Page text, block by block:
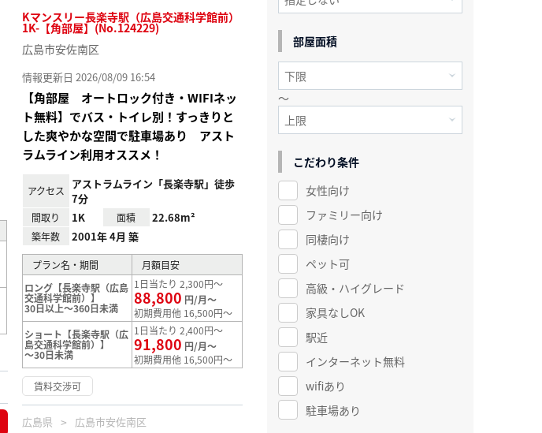
Kマンスリー長楽寺駅（広島交通科学館前）
1K-【角部屋】(No.124229)
広島市安佐南区
情報更新日 2026/08/09 16:54
【角部屋 オートロック付き・WIFIネッ
ト無料】でバス・トイレ別！すっきりと
した爽やかな空間で駐車場あり アスト
ラムライン利用オススメ！
アクセス
アストラムライン「長楽寺駅」徒歩
7分
間取り 1K 面積 22.68m²
築年数 2001年 4月 築
プラン名・期間
月額目安
ロング【長楽寺駅（広島
交通科学館前）】
30日以上～360日未満
1日当たり 2,300円～
88,800 円/月～
初期費用他 16,500円～
ショート【長楽寺駅（広
島交通科学館前）】
～30日未満
1日当たり 2,400円～
91,800 円/月～
初期費用他 16,500円～
賃料交渉可
広島県 広島市安佐南区
部屋面積
～
こだわり条件
女性向け
ファミリー向け
同棲向け
ペット可
高級・ハイグレード
家具なしOK
駅近
インターネット無料
wifiあり
駐車場あり